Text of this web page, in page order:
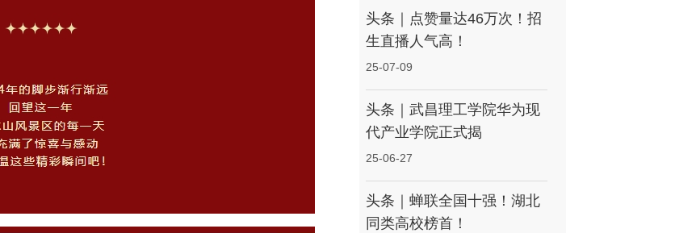
头条｜点赞量达46万次！招
生直播人气高！
25-07-09
头条｜武昌理工学院华为现
代产业学院正式揭
25-06-27
头条｜蝉联全国十强！湖北
同类高校榜首！